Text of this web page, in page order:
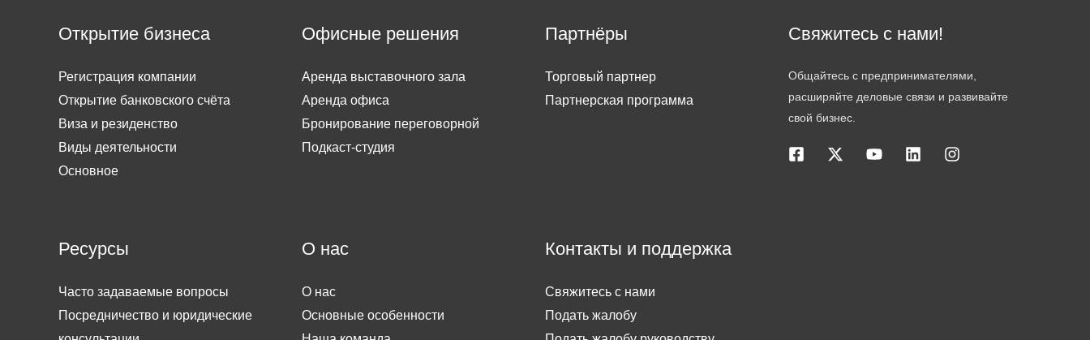
Открытие бизнеса
Регистрация компании
Открытие банковского счёта
Виза и резиденство
Виды деятельности
Основное
Офисные решения
Аренда выставочного зала
Аренда офиса
Бронирование переговорной
Подкаст-студия
Партнёры
Торговый партнер
Партнерская программа
Свяжитесь с нами!
Общайтесь с предпринимателями,
расширяйте деловые связи и развивайте
свой бизнес.
Ресурсы
Часто задаваемые вопросы
Посредничество и юридические
О нас
О нас
Основные особенности
Контакты и поддержка
Свяжитесь с нами
Подать жалобу